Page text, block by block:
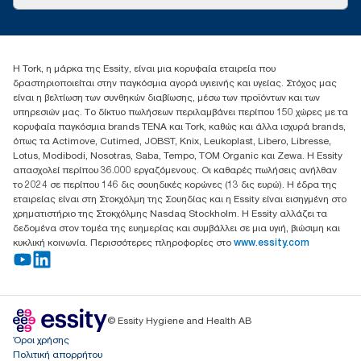
+302102705722
17th klm.National Road Athens-Lamia &2 Kalamatas
14564 N.Kifissia, Athens-Greece
Mob: +306932474930 (για Ελλάδα & Κύπρο)
Η Tork, η μάρκα της Essity, είναι μια κορυφαία εταιρεία που
δραστηριοποιείται στην παγκόσμια αγορά υγιεινής και υγείας. Στόχος μας
είναι η βελτίωση των συνθηκών διαβίωσης, μέσω των προϊόντων και των
υπηρεσιών μας. Το δίκτυο πωλήσεων περιλαμβάνει περίπου 150 χώρες με τα
κορυφαία παγκόσμια brands TENA και Tork, καθώς και άλλα ισχυρά brands,
όπως τα Actimove, Cutimed, JOBST, Knix, Leukoplast, Libero, Libresse,
Lotus, Modibodi, Nosotras, Saba, Tempo, TOM Organic και Zewa. Η Essity
απασχολεί περίπου 36.000 εργαζόμενους. Οι καθαρές πωλήσεις ανήλθαν
το 2024 σε περίπου 146 δις σουηδικές κορώνες (13 δις ευρώ). Η έδρα της
εταιρείας είναι στη Στοκχόλμη της Σουηδίας και η Essity είναι εισηγμένη στο
χρηματιστήριο της Στοκχόλμης Nasdaq Stockholm. Η Essity αλλάζει τα
δεδομένα στον τομέα της ευημερίας και συμβάλλει σε μια υγιή, βιώσιμη και
κυκλική κοινωνία. Περισσότερες πληροφορίες στο www.essity.com
© Essity Hygiene and Health AB
Όροι χρήσης
Πολιτική απορρήτου